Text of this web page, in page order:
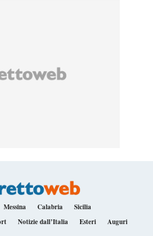
Messina Calabria
Sicilia
Notizie dall’Italia Esteri Auguri